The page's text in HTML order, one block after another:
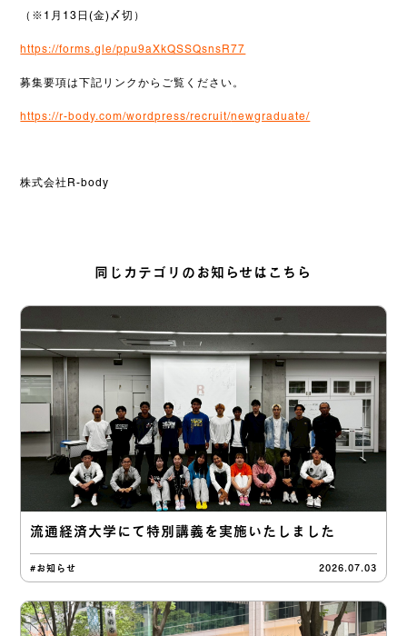
（ ※1月13日(金)〆切）
https://forms.gle/ppu9aXkQSSQsnsR77
募集要項は下記リンクからご覧ください。
https://r-body.com/wordpress/recruit/newgraduate/
株式会社R-body
同じカテゴリのお知らせはこちら
流通経済大学にて特別講義を実施いたしました
#お知らせ 2026.07.03